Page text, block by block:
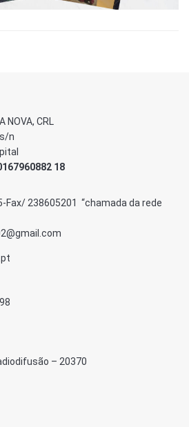
NOVA, CRL
n
18
238605201 “chamada da rede
– 20370